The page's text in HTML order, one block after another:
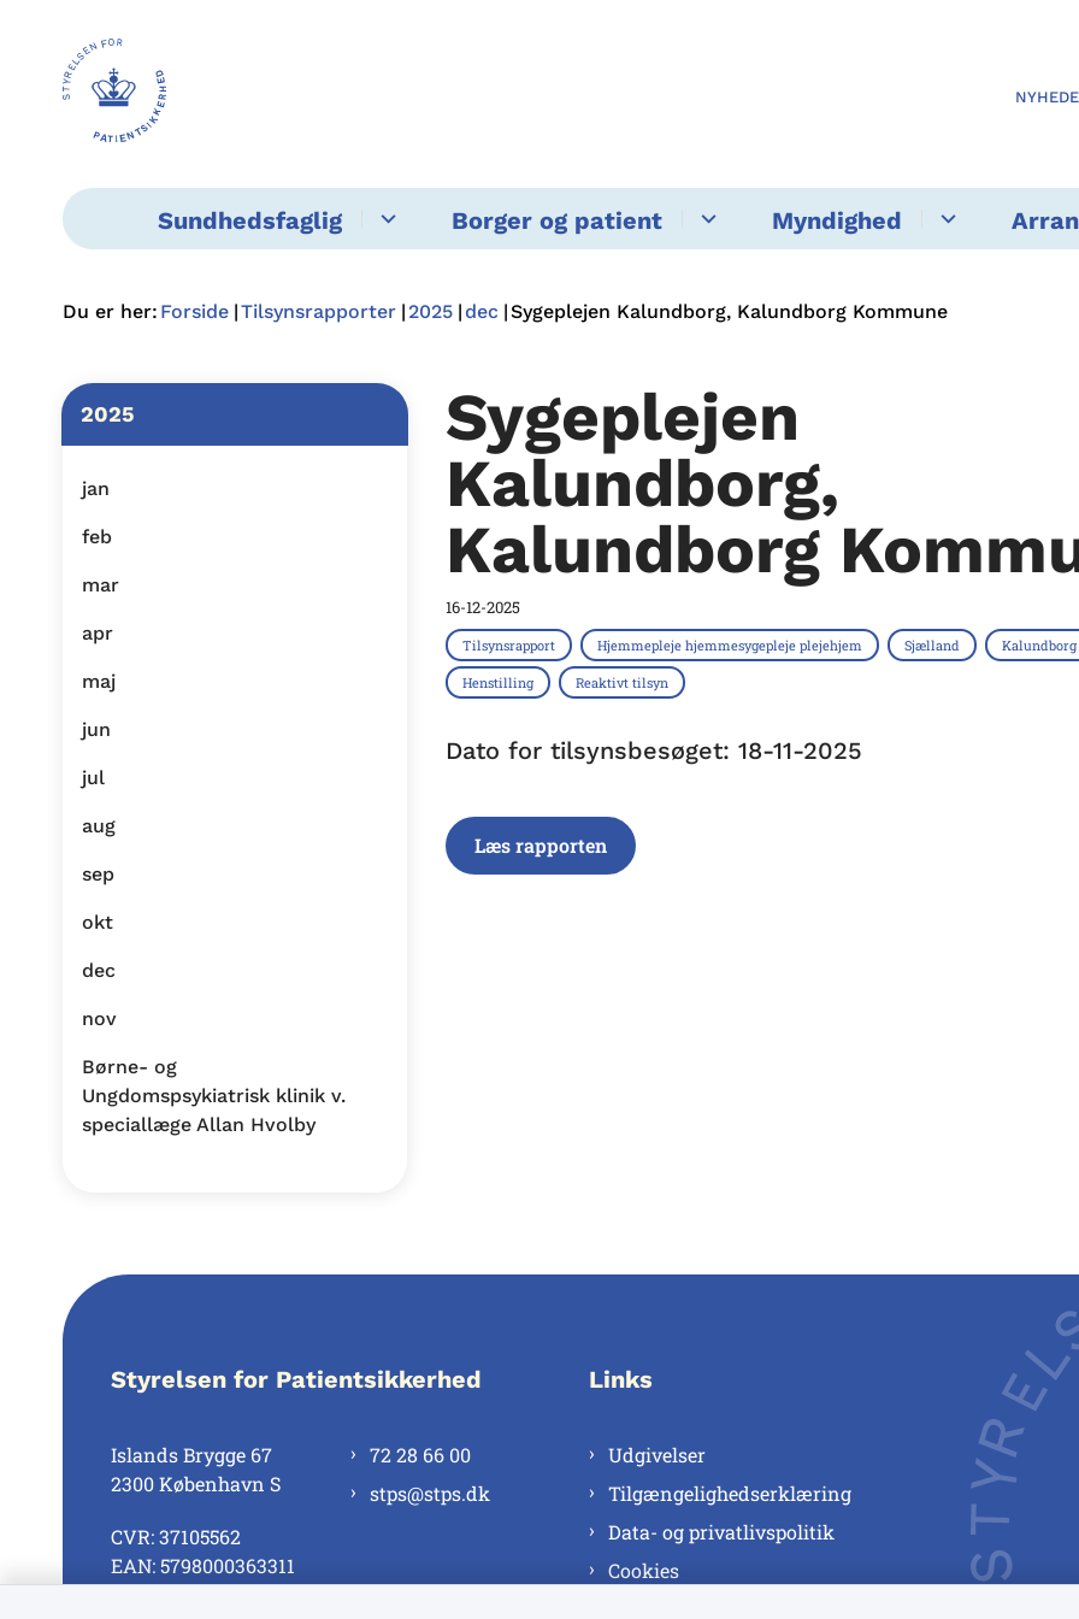
Sundhedsfaglig Borger og patient Myndighed
Du er her: Forside Tilsynsrapporter 2025 dec Sygeplejen Kalundborg, Kalundborg Kommune
2025
jan
feb
mar
apr
maj
jun
jul
aug
sep
okt
dec
nov
Børne- og
Ungdomspsykiatrisk klinik v.
speciallæge Allan Hvolby
Sygeplejen
Kalundborg,
Kalundborg
16-12-2025
Tilsynsrapport Hjemmepleje hjemmesygepleje plejehjem Sjælland
Henstilling Reaktivt tilsyn
Dato for tilsynsbesøget: 18-11-2025
Læs rapporten
Styrelsen for Patientsikkerhed
Islands Brygge 67
2300 København S
CVR: 37105562
EAN: 5798000363311
72 28 66 00
stps@stps.dk
Links
Udgivelser
Tilgængelighedserklæring
Data- og privatlivspolitik
Cookies